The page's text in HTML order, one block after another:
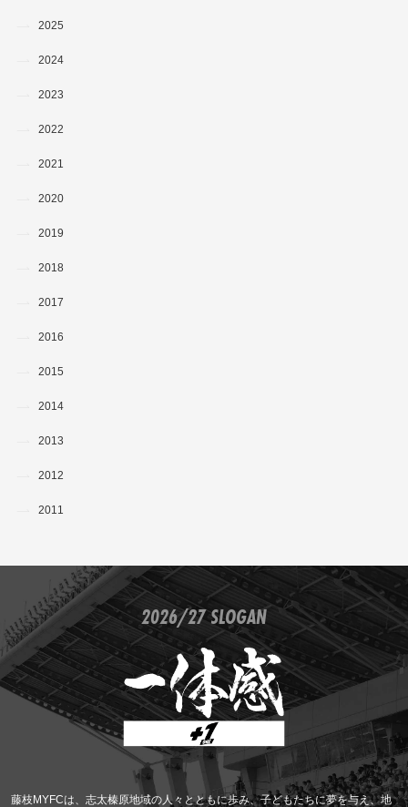
2025
2024
2023
2022
2021
2020
2019
2018
2017
2016
2015
2014
2013
2012
2011
2026/27 SLOGAN
藤枝MYFCは、志太榛原地域の人々とともに歩み、子どもたちに夢を与え、地